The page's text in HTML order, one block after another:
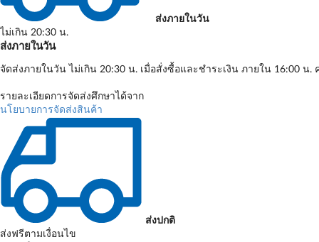
ส่งภายในวัน
ไม่เกิน 20:30 น.
ส่งภายในวัน
จัดส่งภายในวัน ไม่เกิน 20:30 น. เมื่อสั่งซื้อและชำระเงิน ภายใน 16:00 น
รายละเอียดการจัดส่งศึกษาได้จาก
นโยบายการจัดส่งสินค้า
ส่งปกติ
ส่งฟรีตามเงื่อนไข